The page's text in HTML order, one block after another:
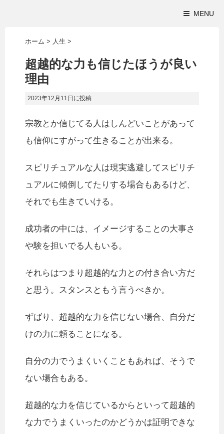
MENU
ホーム > 人生 >
超越的な力も信じたほうが良い
理由
2023年12月11日 に投稿
宗教とか信じてる人はしんどいことがあって
も信仰にすがって生きることが出来る。
スピリチュアルな人は現実逃避してスピリチ
ュアルに傾倒してたりする場合もあるけど、
それでも生きていける。
成功者の中には、イメージすることの大事さ
や験を担いでる人もいる。
それらはつまり超越的な力との付き合い方だ
と思う。スタンスともう言うべきか。
ずばり、超越的な力を信じない場合、自分だ
けの力に頼ることになる。
自分の力でうまくいくこともあれば、そうで
ない場合もある。
超越的な力を信じているからといって超越的
な力でうまくいったのかどうかは証明できな